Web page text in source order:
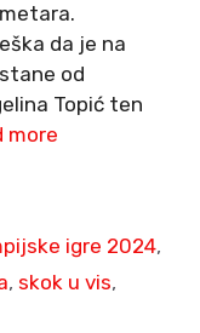
da je na
od
Topić ten
more
igre 2024,
, skok u vis,